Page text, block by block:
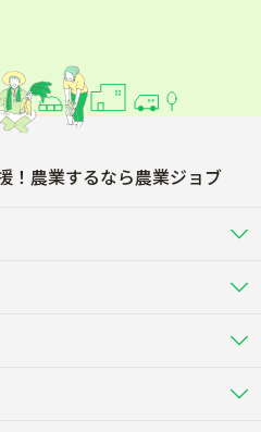
！農業するなら農業ジョブ
バイト・アルバイト・パート
鶏など）